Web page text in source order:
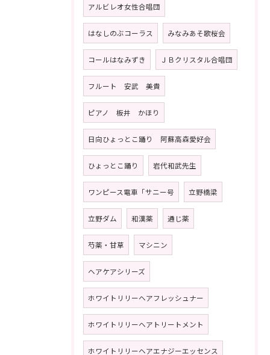
アルビレオ女性合唱団
はなしのぶコーラス みなみあそ歌桜会
コールはなみずき ＪＢクリスタル合唱団
フルート 安武 美貴
ピアノ 板井 かほり
日向ひょっとこ踊り 阿蘇高森愛好会
ひょっとこ踊り 岩代和武先生
ワンピース電車「サニー号 立野橋梁
立野ダム 和漢薬 通じ薬
芍薬・甘草 マシニン
ヘアケアシリーズ
ホワイトリリーヘアフレッシュナー
ホワイトリリーヘアトリートメント
ホワイトリリーヘアエナジーエッセンス